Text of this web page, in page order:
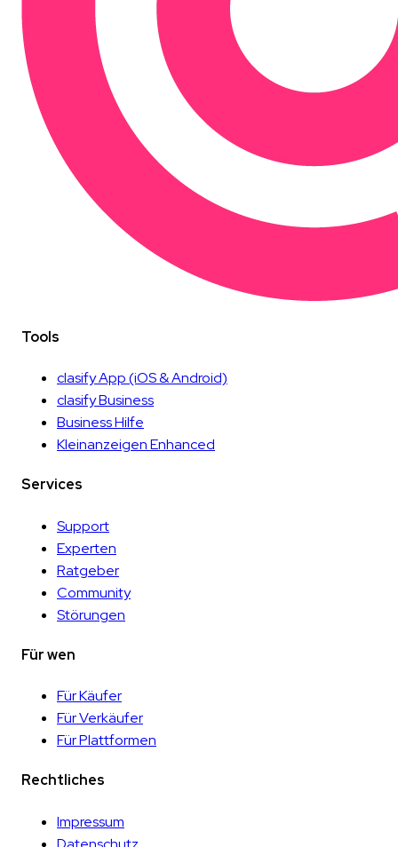
Tools
clasify App(iOS & Android)
clasify Business
Business Hilfe
Kleinanzeigen Enhanced
Services
Support
Experten
Ratgeber
Community
Störungen
Für wen
Für Käufer
Für Verkäufer
Für Plattformen
Rechtliches
Impressum